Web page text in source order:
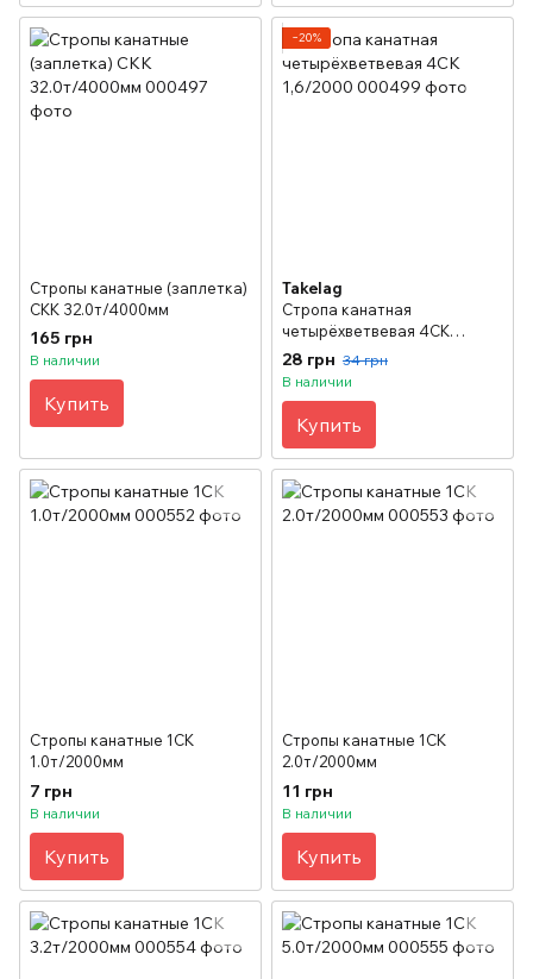
Стропы канатные (заплетка)
СКК 32.0т/4000мм
165 грн
В наличии
Купить
−20%
Takelag
Стропа канатная
четырёхветвевая 4СК
1,6/2000
28 грн 34 грн
В наличии
Купить
Стропы канатные 1СК
1.0т/2000мм
7 грн
В наличии
Купить
Стропы канатные 1СК
2.0т/2000мм
11 грн
В наличии
Купить